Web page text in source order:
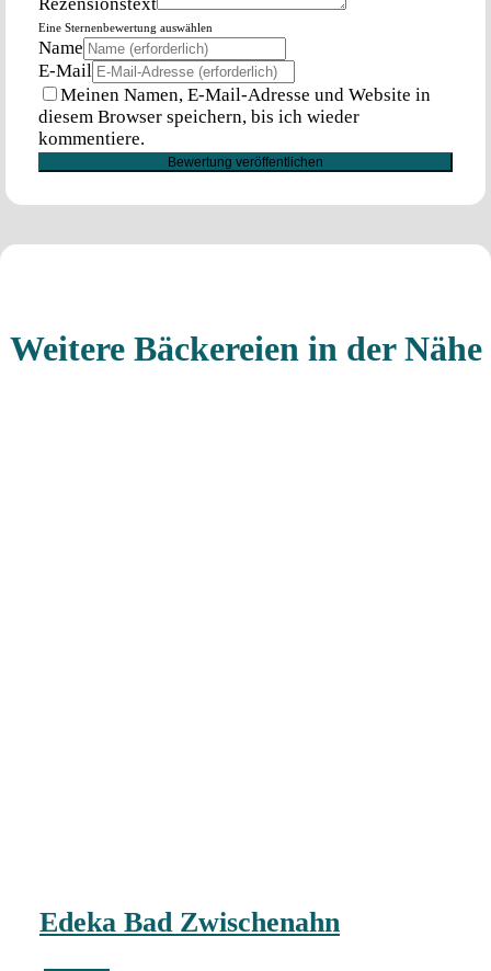
Eine Sternenbewertung auswählen
Name
E-Mail
Meinen Namen, E-Mail-Adresse und Website in
diesem Browser speichern, bis ich wieder
kommentiere.
Weitere Bäckereien in der Nähe
Edeka Bad Zwischenahn